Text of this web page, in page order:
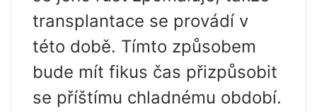
transplantace se provádí v
této době. Tímto způsobem
bude mít fikus čas přizpůsobit
se příštímu chladnému období.